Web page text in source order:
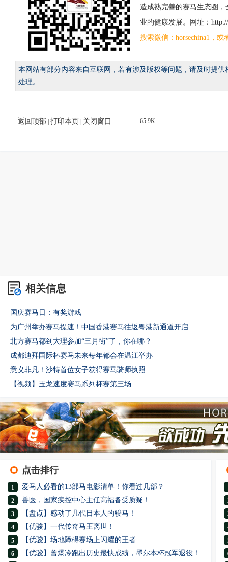
造成熟完善的赛马生态圈
业的健康发展。网址：http://
搜索微信：horsechina1，
本网站有部分内容来自互联网，若有涉及版权等问题，请及时提
处理。
返回顶部 打印本页 关闭窗口 65.9K
相关信息
国庆赛马日：有奖游戏
为广州举办赛马提速！中国香港赛马往返粤港新通道开启
北方赛马都到大理参加“三月街”了，你在哪？
成都迪拜国际杯赛马未来每年都会在温江举办
意义非凡！沙特首位女子获得赛马骑师执照
【视频】玉龙速度赛马系列杯赛第三场
点击排行
1 爱马人必看的13部马电影清单！你看过几部？
2 兽医，国家疾控中心主任高福备受质疑！
3 【盘点】感动了几代日本人的骏马！
4 【优骏】一代传奇马王离世！
5 【优骏】场地障碍赛场上闪耀的王者
6 【优骏】曾爆冷跑出历史最快成绩，墨尔本杯冠军退役！